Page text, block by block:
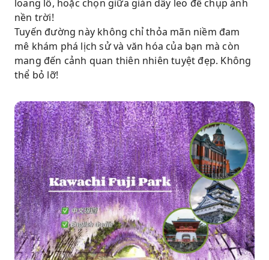
loang lổ, hoặc chọn giữa giàn dây leo để chụp ảnh
nền trời!
Tuyến đường này không chỉ thỏa mãn niềm đam
mê khám phá lịch sử và văn hóa của bạn mà còn
mang đến cảnh quan thiên nhiên tuyệt đẹp. Không
thể bỏ lỡ!